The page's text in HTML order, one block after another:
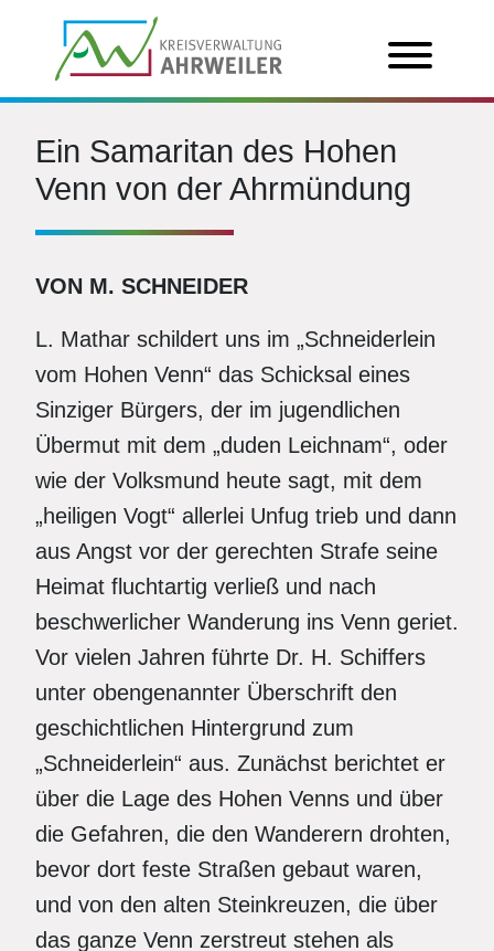
Ein Samaritan des Hohen
Venn von der Ahrmündung
VON M. SCHNEIDER
L. Mathar schildert uns im „Schneiderlein
vom Hohen Venn“ das Schicksal eines
Sinziger Bürgers, der im jugendlichen
Übermut mit dem „duden Leichnam“, oder
wie der Volksmund heute sagt, mit dem
„heiligen Vogt“ allerlei Unfug trieb und dann
aus Angst vor der gerechten Strafe seine
Heimat fluchtartig verließ und nach
beschwerlicher Wanderung ins Venn geriet.
Vor vielen Jahren führte Dr. H. Schiffers
unter obengenannter Überschrift den
geschichtlichen Hintergrund zum
„Schneiderlein“ aus. Zunächst berichtet er
über die Lage des Hohen Venns und über
die Gefahren, die den Wanderern drohten,
bevor dort feste Straßen gebaut waren,
und von den alten Steinkreuzen, die über
das ganze Venn zerstreut stehen als